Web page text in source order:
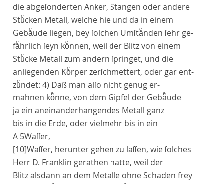
die abgeſonderten Anker, Stangen oder andere
Stuͤcken Metall, welche hie und da in einem
Gebaͤude liegen, bey ſolchen Umſtaͤnden ſehr ge-
faͤhrlich ſeyn koͤnnen, weil der Blitz von einem
Stuͤcke Metall zum andern ſpringet, und die
anliegenden Koͤrper zerſchmettert, oder gar ent-
zuͤndet: 4) Daß man alſo nicht genug er-
mahnen koͤnne, von dem Gipfel der Gebaͤude
ja ein aneinanderhangendes Metall ganz
bis in die Erde, oder vielmehr bis in ein
A 5Waſſer,
[10]Waſſer, herunter gehen zu laſſen, wie ſolches
Herr D. Franklin gerathen hatte, weil der
Blitz alsdann an dem Metalle ohne Schaden frey